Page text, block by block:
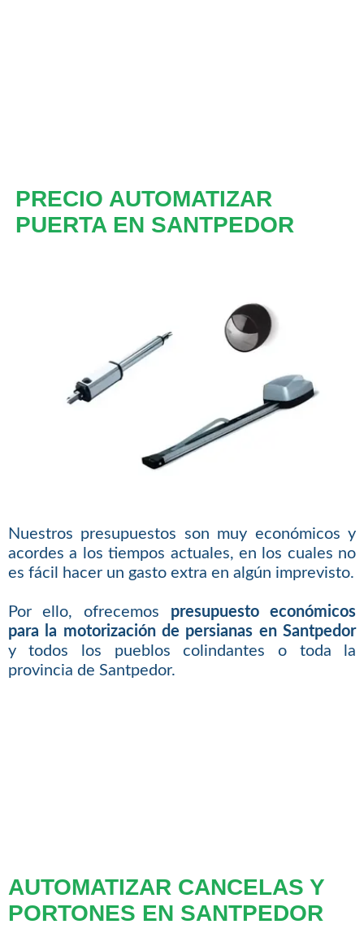
PRECIO AUTOMATIZAR
PUERTA EN SANTPEDOR
Nuestros presupuestos son muy económicos y
acordes a los tiempos actuales, en los cuales no
es fácil hacer un gasto extra en algún imprevisto.
Por ello, ofrecemos presupuesto económicos
para la motorización de persianas en Santpedor
y todos los pueblos colindantes o toda la
provincia de Santpedor.
AUTOMATIZAR CANCELAS Y
PORTONES EN SANTPEDOR